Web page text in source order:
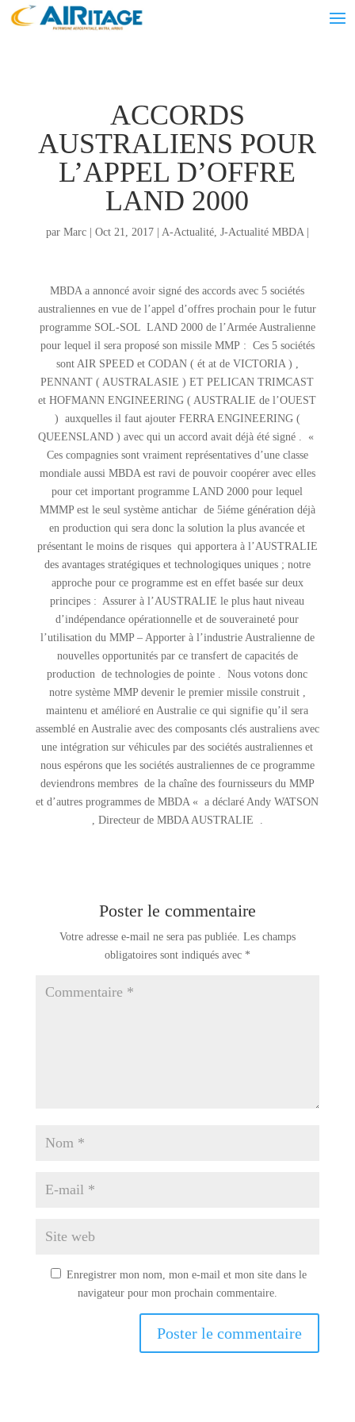
ACCORDS
AUSTRALIENS POUR
L’APPEL D’OFFRE
LAND 2000
par Marc| Oct 21, 2017| A-Actualité, J-Actualité MBDA|
MBDA a annoncé avoir signé des accords avec 5 sociétés
australiennes en vue de l’appel d’offres prochain pour le futur
programme SOL-SOL LAND 2000 de l’Armée Australienne
pour lequel il sera proposé son missile MMP : Ces 5 sociétés
sont AIR SPEED et CODAN ( ét at de VICTORIA ) ,
PENNANT ( AUSTRALASIE ) ET PELICAN TRIMCAST
et HOFMANN ENGINEERING ( AUSTRALIE de l’OUEST
) auxquelles il faut ajouter FERRA ENGINEERING (
QUEENSLAND ) avec qui un accord avait déjà été signé . «
Ces compagnies sont vraiment représentatives d’une classe
mondiale aussi MBDA est ravi de pouvoir coopérer avec elles
pour cet important programme LAND 2000 pour lequel
MMMP est le seul système antichar de 5iéme génération déjà
en production qui sera donc la solution la plus avancée et
présentant le moins de risques qui apportera à l’AUSTRALIE
des avantages stratégiques et technologiques uniques ; notre
approche pour ce programme est en effet basée sur deux
principes : Assurer à l’AUSTRALIE le plus haut niveau
d’indépendance opérationnelle et de souveraineté pour
l’utilisation du MMP – Apporter à l’industrie Australienne de
nouvelles opportunités par ce transfert de capacités de
production de technologies de pointe . Nous votons donc
notre système MMP devenir le premier missile construit ,
maintenu et amélioré en Australie ce qui signifie qu’il sera
assemblé en Australie avec des composants clés australiens avec
une intégration sur véhicules par des sociétés australiennes et
nous espérons que les sociétés australiennes de ce programme
deviendrons membres de la chaîne des fournisseurs du MMP
et d’autres programmes de MBDA « a déclaré Andy WATSON
, Directeur de MBDA AUSTRALIE .
Poster le commentaire
Votre adresse e-mail ne sera pas publiée. Les champs
obligatoires sont indiqués avec *
Enregistrer mon nom, mon e-mail et mon site dans le
navigateur pour mon prochain commentaire.